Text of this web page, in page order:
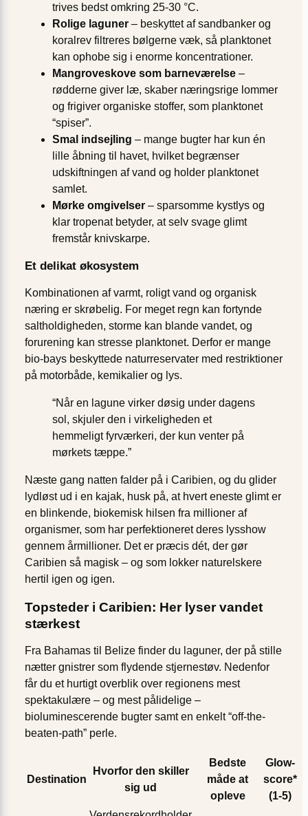
trives bedst omkring 25-30 °C.
Rolige laguner – beskyttet af sandbanker og
koralrev filtreres bølgerne væk, så planktonet
kan ophobe sig i enorme koncentrationer.
Mangroveskove som barneværelse –
rødderne giver læ, skaber næringsrige lommer
og frigiver organiske stoffer, som planktonet
“spiser”.
Smal indsejling – mange bugter har kun én
lille åbning til havet, hvilket begrænser
udskiftningen af vand og holder planktonet
samlet.
Mørke omgivelser – sparsomme kystlys og
klar tropenat betyder, at selv svage glimt
fremstår knivskarpe.
Et delikat økosystem
Kombinationen af varmt, roligt vand og organisk
næring er skrøbelig. For meget regn kan fortynde
saltholdigheden, storme kan blande vandet, og
forurening kan stresse planktonet. Derfor er mange
bio-bays beskyttede naturreservater med restriktioner
på motorbåde, kemikalier og lys.
“Når en lagune virker døsig under dagens
sol, skjuler den i virkeligheden et
hemmeligt fyrværkeri, der kun venter på
mørkets tæppe.”
Næste gang natten falder på i Caribien, og du glider
lydløst ud i en kajak, husk på, at hvert eneste glimt er
en blinkende, biokemisk hilsen fra millioner af
organismer, som har perfektioneret deres lysshow
gennem årmillioner. Det er præcis dét, der gør
Caribien så magisk – og som lokker naturelskere
hertil igen og igen.
Topsteder i Caribien: Her lyser vandet
stærkest
Fra Bahamas til Belize finder du laguner, der på stille
nætter gnistrer som flydende stjernestøv. Nedenfor
får du et hurtigt overblik over regionens mest
spektakulære – og mest pålidelige –
bioluminescerende bugter samt en enkelt “off-the-
beaten-path” perle.
Destination
Hvorfor den skiller
sig ud
Bedste
måde at
opleve
Glow-
score*
(1-5)